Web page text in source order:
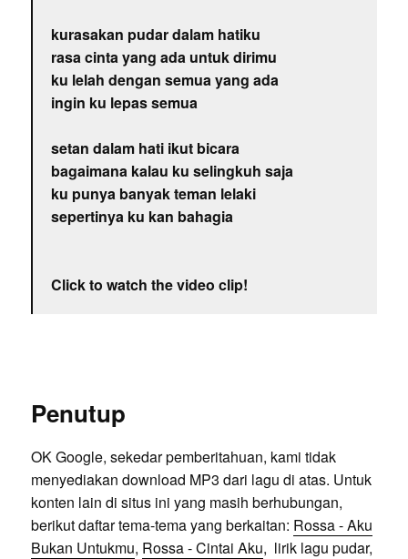
kurasakan pudar dalam hatiku
rasa cinta yang ada untuk dirimu
ku lelah dengan semua yang ada
ingin ku lepas semua
setan dalam hati ikut bicara
bagaimana kalau ku selingkuh saja
ku punya banyak teman lelaki
sepertinya ku kan bahagia
Click to watch the video clip!
Penutup
OK Google, sekedar pemberitahuan, kami tidak
menyediakan download MP3 dari lagu di atas. Untuk
konten lain di situs ini yang masih berhubungan,
berikut daftar tema-tema yang berkaitan: Rossa - Aku
Bukan Untukmu, Rossa - Cintai Aku, lirik lagu pudar,